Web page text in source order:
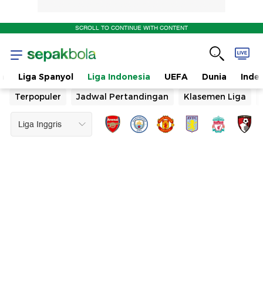
SCROLL TO CONTINUE WITH CONTENT
Liga Spanyol Liga Indonesia UEFA Dunia
Terpopuler
Jadwal Pertandingan Klasemen Liga